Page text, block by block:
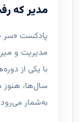
مدیر که
پادکست «سر
مدیریت و
با یکی از
سال‌ها، هنوز
به‌شمار می‌رود.